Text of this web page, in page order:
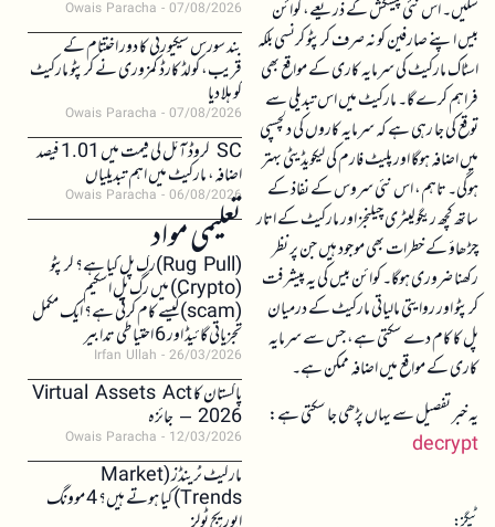
سکیں۔ اس نئی پیشکش کے ذریعے، کوائن
بیس اپنے صارفین کو نہ صرف کرپٹو کرنسی بلکہ
اسٹاک مارکیٹ کی سرمایہ کاری کے مواقع بھی
فراہم کرے گا۔ مارکیٹ میں اس تبدیلی سے
توقع کی جا رہی ہے کہ سرمایہ کاروں کی دلچسپی
میں اضافہ ہوگا اور پلیٹ فارم کی لیکویڈیٹی بہتر
ہوگی۔ تاہم، اس نئی سروس کے نفاذ کے
ساتھ کچھ ریگولیٹری چیلنجز اور مارکیٹ کے اتار
چڑھاؤ کے خطرات بھی موجود ہیں جن پر نظر
رکھنا ضروری ہوگا۔ کوائن بیس کی یہ پیشرفت
کرپٹو اور روایتی مالیاتی مارکیٹ کے درمیان
پل کا کام دے سکتی ہے، جس سے سرمایہ
کاری کے مواقع میں اضافہ ممکن ہے۔
یہ خبر تفصیل سے یہاں پڑھی جا سکتی ہے:
decrypt
Owais Paracha 07/08/2026
بند سورس سیکیورٹی کا دور اختتام کے
قریب، کولڈ کارڈ کمزوری نے کرپٹو مارکیٹ
کو ہلا دیا
Owais Paracha 07/08/2026
SC کروڈ آئل کی قیمت میں 1.01 فیصد
اضافہ، مارکیٹ میں اہم تبدیلیاں
Owais Paracha 06/08/2026
تعلیمی مواد(Rug Pull)رگ پل کیا ہے؟ کرپٹو
(Crypto) میں رگ پل اسکیم
(scam)کیسے کام کرتی ہے؟ ایک مکمل
تجزیاتی گائیڈ اور 6 احتیاطی تدابیر
Irfan Ullah 26/03/2026
پاکستان کا Virtual Assets Act
2026 – جائزہ
Owais Paracha 12/03/2026
مارکیٹ ٹرینڈز (Market
Trends) کیا ہوتے ہیں؟ 4 موونگ